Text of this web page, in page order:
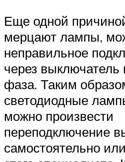
Еще одной
мерцают лампы,
неправильное
через выключатель
фаза. Таким
светодиодные
можно произвести
переподключение
самостоятельно